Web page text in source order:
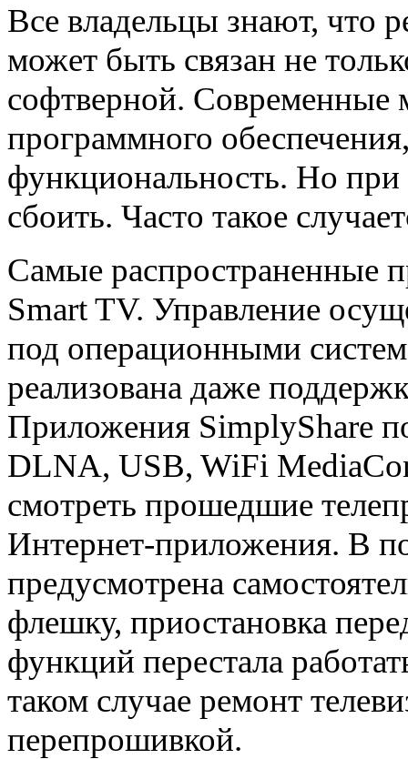
Все владельцы знают, что
может быть связан не
софтверной. Современные
программного
функциональность. Но
сбоить. Часто такое
Самые распространенные
Smart TV. Управление
под операционными
реализована даже
Приложения SimplyShare
DLNA, USB, WiFi
смотреть прошедшие
Интернет-приложения. В
предусмотрена
флешку, приостановка
функций перестала
таком случае ремонт
перепрошивкой.